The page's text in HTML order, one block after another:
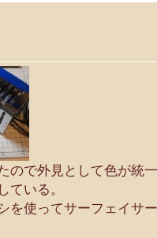
ので外見として色が統
ている。
を使ってサーフェイサ